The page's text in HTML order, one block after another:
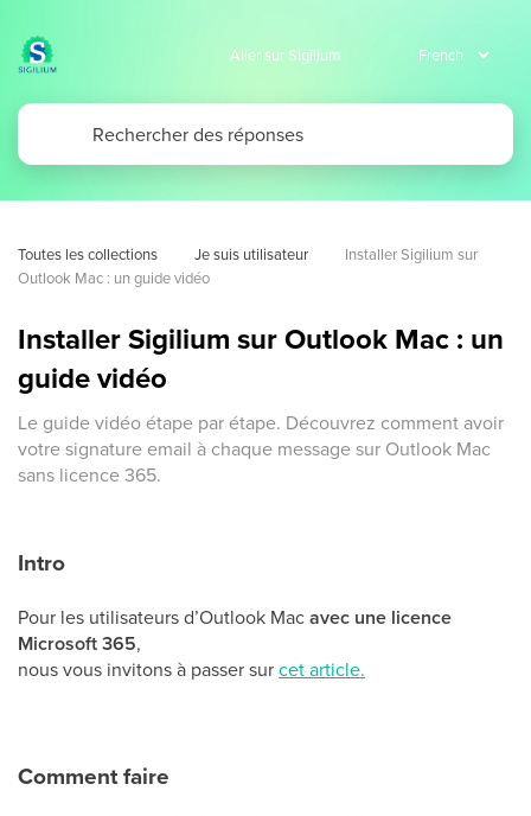
Aller sur Sigilium
Toutes les collections Je suis utilisateur
Installer Sigilium sur
Outlook Mac : un guide vidéo
Installer Sigilium sur Outlook Mac : un
guide vidéo
Le guide vidéo étape par étape. Découvrez comment avoir
votre signature email à chaque message sur Outlook Mac
sans licence 365.
Intro
Pour les utilisateurs d’Outlook Macavec une licence
Microsoft 365,
nous vous invitons à passer surcet article.
Comment faire